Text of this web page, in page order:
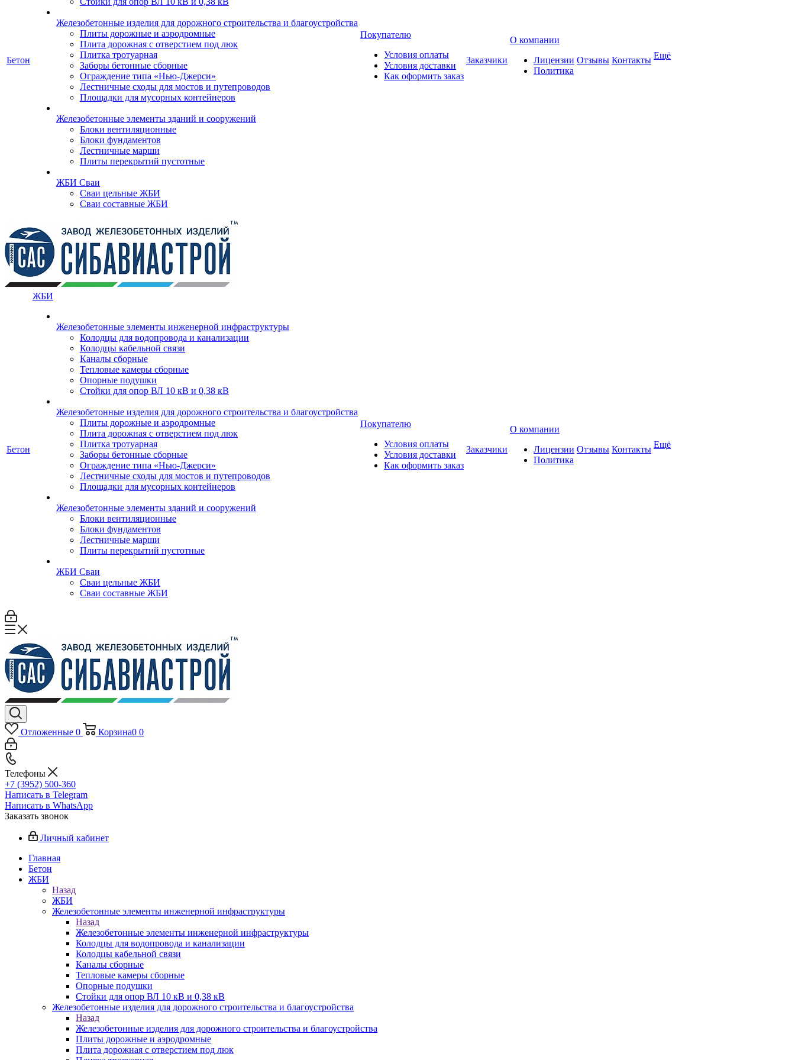
Бетон
Железобетонные изделия для дорожного строительства и благоустройства
Плиты дорожные и аэродромные
Плита дорожная с отверстием под люк
Плитка тротуарная
Заборы бетонные сборные
Ограждение типа «Нью-Джерси»
Лестничные сходы для мостов и путепроводов
Площадки для мусорных контейнеров
Железобетонные элементы зданий и сооружений
Блоки вентиляционные
Блоки фундаментов
Лестничные марши
Плиты перекрытий пустотные
ЖБИ Сваи
Сваи цельные ЖБИ
Сваи составные ЖБИ
Покупателю
Условия оплаты
Условия доставки
Как оформить заказ
Заказчики
О компании
Лицензии
Политика
Отзывы Контакты Ещё
Бетон
ЖБИ
Железобетонные элементы инженерной инфраструктуры
Колодцы для водопровода и канализации
Колодцы кабельной связи
Каналы сборные
Тепловые камеры сборные
Опорные подушки
Стойки для опор ВЛ 10 кВ и 0,38 кВ
Железобетонные изделия для дорожного строительства и благоустройства
Плиты дорожные и аэродромные
Плита дорожная с отверстием под люк
Плитка тротуарная
Заборы бетонные сборные
Ограждение типа «Нью-Джерси»
Лестничные сходы для мостов и путепроводов
Площадки для мусорных контейнеров
Железобетонные элементы зданий и сооружений
Блоки вентиляционные
Блоки фундаментов
Лестничные марши
Плиты перекрытий пустотные
ЖБИ Сваи
Сваи цельные ЖБИ
Сваи составные ЖБИ
Покупателю
Условия оплаты
Условия доставки
Как оформить заказ
Заказчики
О компании
Лицензии
Политика
Отзывы Контакты Ещё
Отложенные 0 Корзина0 0
Телефоны
+7 (3952) 500-360
Написать в Telegram
Написать в WhatsApp
Заказать звонок
Личный кабинет
Главная
Бетон
ЖБИ
Назад
ЖБИ
Железобетонные элементы инженерной инфраструктуры
Назад
Железобетонные элементы инженерной инфраструктуры
Колодцы для водопровода и канализации
Колодцы кабельной связи
Каналы сборные
Тепловые камеры сборные
Опорные подушки
Стойки для опор ВЛ 10 кВ и 0,38 кВ
Железобетонные изделия для дорожного строительства и благоустройства
Назад
Железобетонные изделия для дорожного строительства и благоустройства
Плиты дорожные и аэродромные
Плита дорожная с отверстием под люк